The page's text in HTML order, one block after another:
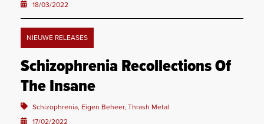
18/03/2022
NIEUWE RELEASES
Schizophrenia Recollections Of
The Insane
Schizophrenia, Eigen Beheer, Thrash Metal
17/02/2022